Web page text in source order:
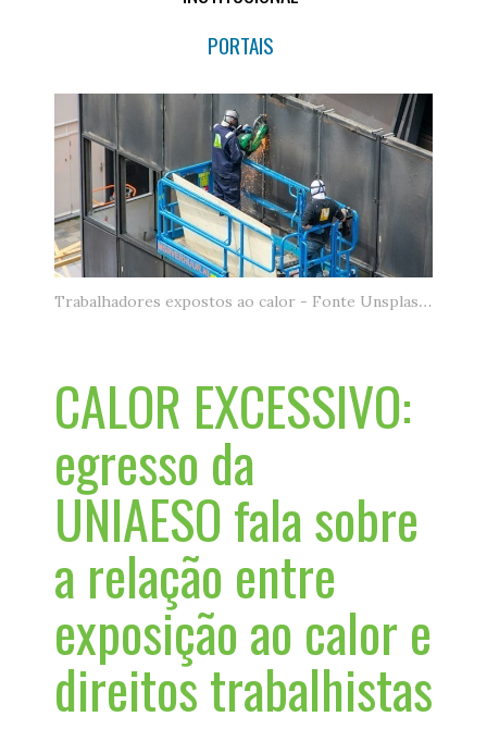
PORTAIS
Trabalhadores expostos ao calor - Fonte Unsplash.jpg
CALOR EXCESSIVO:
egresso da
UNIAESO fala sobre
a relação entre
exposição ao calor e
direitos trabalhistas